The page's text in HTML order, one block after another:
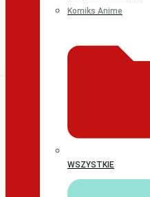
Komiks Anime
WSZYSTKIE